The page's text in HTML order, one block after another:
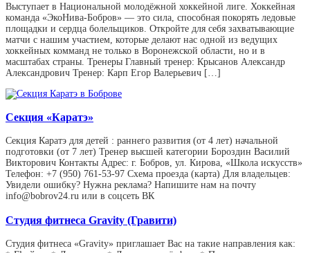
Выступает в Национальной молодёжной хоккейной лиге. Хоккейная
команда «ЭкоНива-Бобров» — это сила, способная покорять ледовые
площадки и сердца болельщиков. Откройте для себя захватывающие
матчи с нашим участием, которые делают нас одной из ведущих
хоккейных комманд не только в Воронежской области, но и в
масштабах страны. Тренеры Главный тренер: Крысанов Александр
Александрович Тренер: Карп Егор Валерьевич […]
Секция «Каратэ»
Секция Каратэ для детей : раннего развития (от 4 лет) начальной
подготовки (от 7 лет) Тренер высшей категории Бороздин Василий
Викторович Контакты Адрес: г. Бобров, ул. Кирова, «Школа искусств»
Телефон: +7 (950) 761-53-97 Схема проезда (карта) Для владельцев:
Увидели ошибку? Нужна реклама? Напишите нам на почту
info@bobrov24.ru или в соцсеть ВК
Студия фитнеса Gravity (Гравити)
Студия фитнеса «Gravity» приглашает Вас на такие направления как: